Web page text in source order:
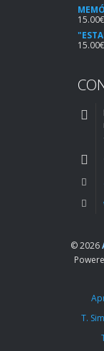
15.00€
15.00€
© 2026
T.